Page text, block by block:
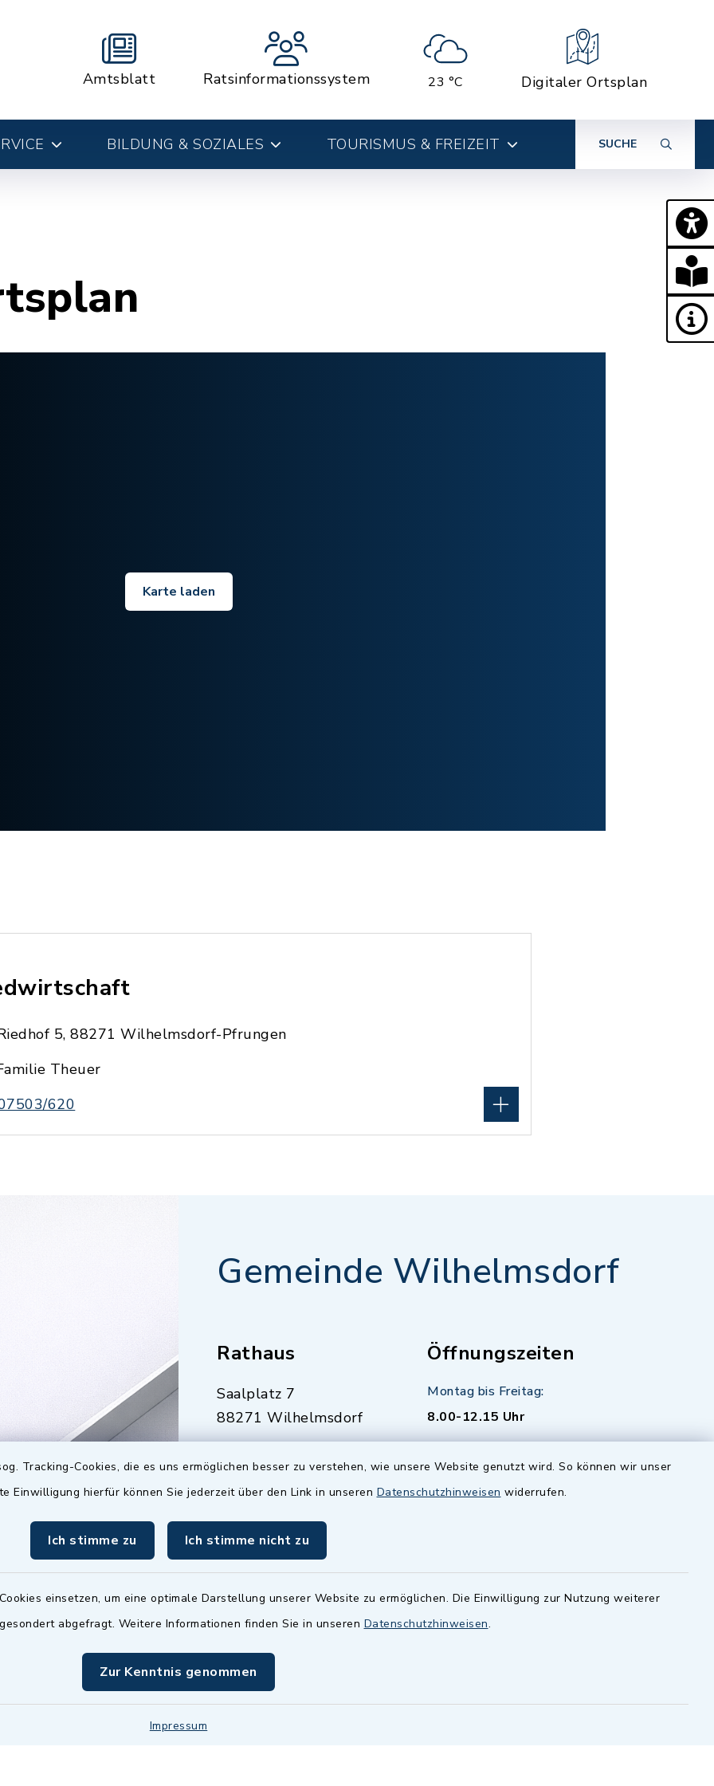
Tracking-Cookies, die es uns ermöglichen besser zu verstehen, wie unsere Website genutzt wird. So können wir unser
Einwilligung hierfür können Sie jederzeit über den Link in unseren Datenschutzhinweisen widerrufen.
Ich stimme zu Ich stimme nicht zu
einsetzen, um eine optimale Darstellung unserer Website zu ermöglichen. Die Einwilligung zur Nutzung weiterer
abgefragt. Weitere Informationen finden Sie in unseren Datenschutzhinweisen.
Zur Kenntnis genommen
Impressum
Amtsblatt Ratsinformationssystem 23 °C Digitaler Ortsplan
BILDUNG & SOZIALES TOURISMUS & FREIZEIT SUCHE
Karte laden
5, 88271 Wilhelmsdorf-Pfrungen
Theuer
620
Gemeinde Wilhelmsdorf
Rathaus
Saalplatz 7
88271 Wilhelmsdorf
wilhelmsdorf.de
Öffnungszeiten
Montag bis Freitag:
8.00-12.15 Uhr
Donnerstag 15.00-18.00 Uhr
Quicklinks
Baupilot
Serviceportal Baden-
Württemberg
Website in Leichter Sprache